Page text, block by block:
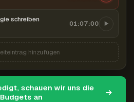
schreiben 01:07:00
hinzufügen
schauen wir uns die
Budgets an